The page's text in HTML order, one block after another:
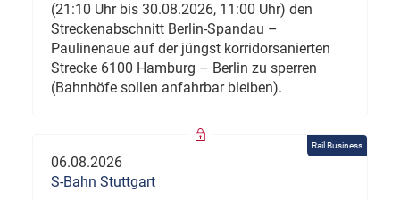
(21:10 Uhr bis 30.08.2026, 11:00 Uhr) den
Streckenabschnitt Berlin-Spandau –
Paulinenaue auf der jüngst korridorsanierten
Strecke 6100 Hamburg – Berlin zu sperren
(Bahnhöfe sollen anfahrbar bleiben).
Rail Business
06.08.2026
S-Bahn Stuttgart